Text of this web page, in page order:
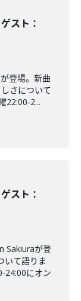
スト：
登場。新曲
さについて
22:00-2...
スト：
Sakiuraが登
いて語りま
24:00にオン